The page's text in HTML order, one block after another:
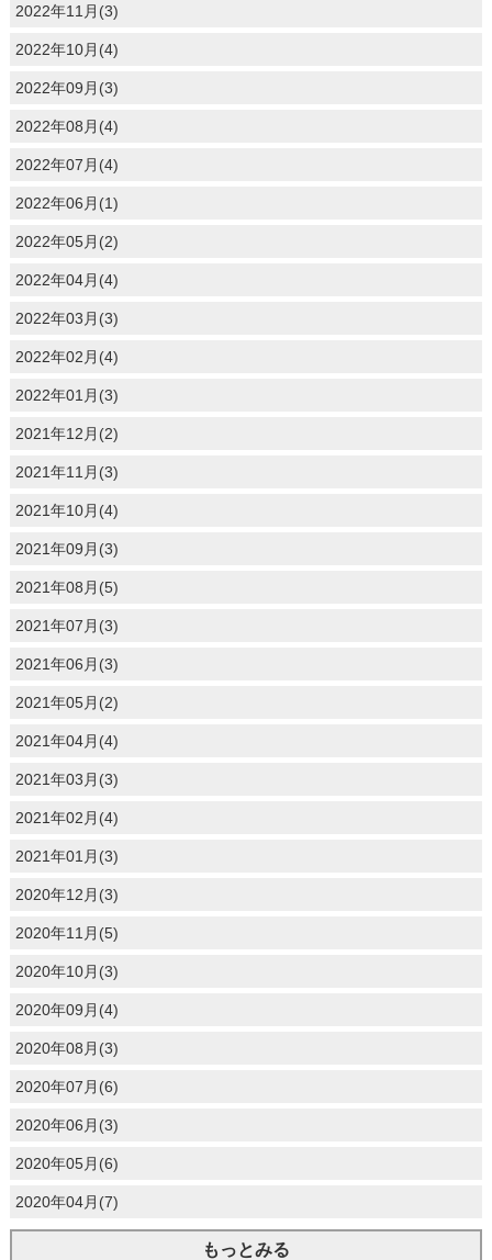
2022年11月(3)
2022年10月(4)
2022年09月(3)
2022年08月(4)
2022年07月(4)
2022年06月(1)
2022年05月(2)
2022年04月(4)
2022年03月(3)
2022年02月(4)
2022年01月(3)
2021年12月(2)
2021年11月(3)
2021年10月(4)
2021年09月(3)
2021年08月(5)
2021年07月(3)
2021年06月(3)
2021年05月(2)
2021年04月(4)
2021年03月(3)
2021年02月(4)
2021年01月(3)
2020年12月(3)
2020年11月(5)
2020年10月(3)
2020年09月(4)
2020年08月(3)
2020年07月(6)
2020年06月(3)
2020年05月(6)
2020年04月(7)
もっとみる